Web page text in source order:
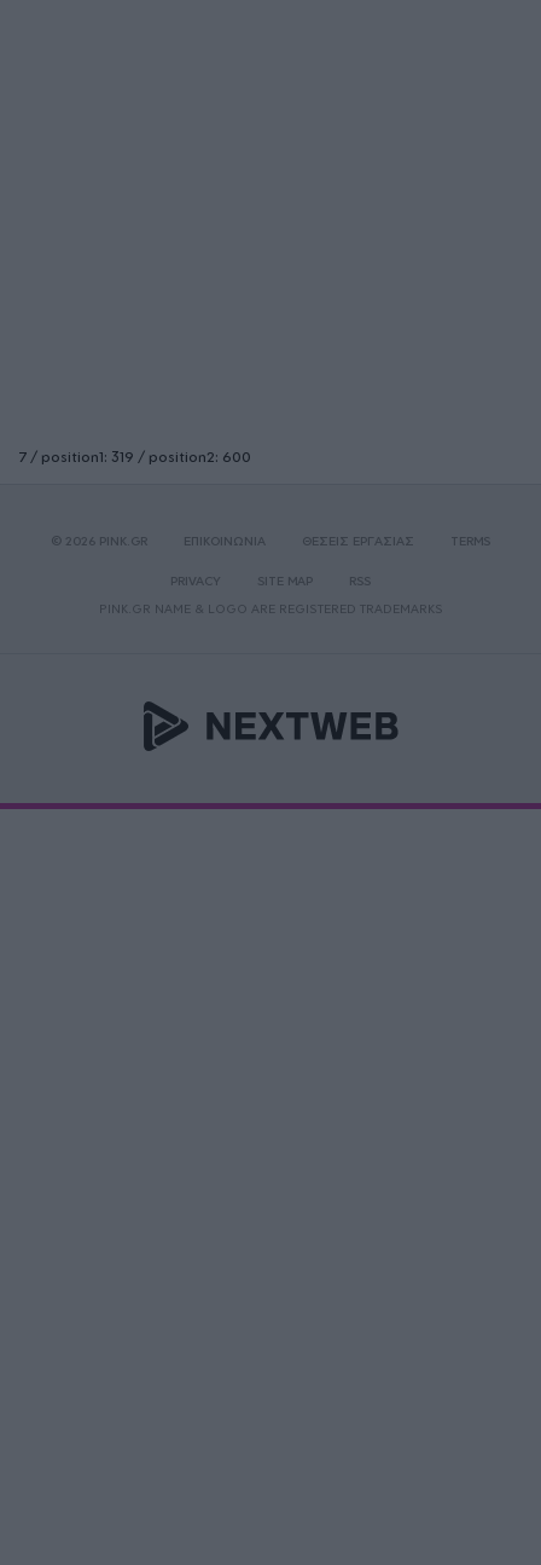
7 / position1: 319 / position2: 600
© 2026 PINK.GR ΕΠΙΚΟΙΝΩΝΙΑ ΘΕΣΕΙΣ ΕΡΓΑΣΙΑΣ TERMS
PRIVACY SITE MAP
RSS
PINK.GR NAME & LOGO ARE REGISTERED TRADEMARKS